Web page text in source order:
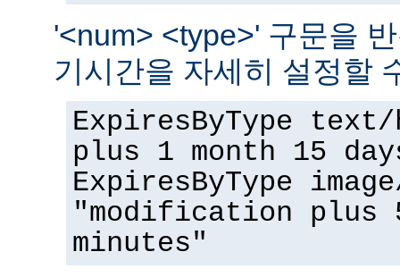
'<num> <type>' 구문을
기시간을 자세히 설정할
ExpiresByType
plus 1 month 15
ExpiresByType
"modification plus
minutes"